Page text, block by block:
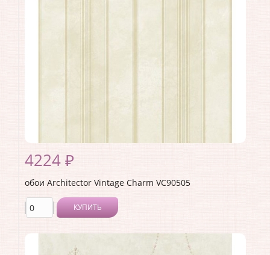
4224 ₽
обои Architector Vintage Charm VC90505
КУПИТЬ
Коллекция:Vintage Charm
Длина рулона: